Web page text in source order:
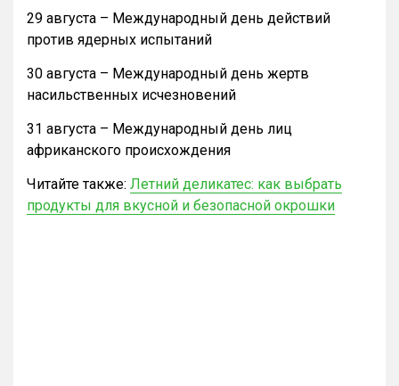
29 августа – Международный день действий
против ядерных испытаний
30 августа – Международный день жертв
насильственных исчезновений
31 августа – Международный день лиц
африканского происхождения
Читайте также: Летний деликатес: как выбрать
продукты для вкусной и безопасной окрошки